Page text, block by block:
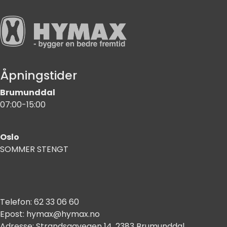
Åpningstider
Brumunddal
07:00-15:00
Oslo
SOMMER STENGT
Telefon: 62 33 06 60
Epost: hymax@hymax.no